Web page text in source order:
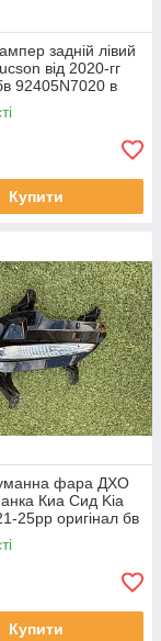
задній лівий
від 2020-гг
92405N7020 в
стані
Купити
фара ДХО
Киа Сид Kia
25рр оригінал бв
ціла
Купити